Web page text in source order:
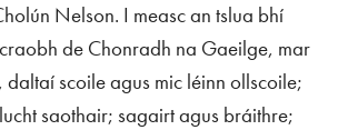
Nelson. I measc an tslua bhí
de Chonradh na Gaeilge, mar
scoile agus mic léinn ollscoile;
saothair; sagairt agus bráithre;